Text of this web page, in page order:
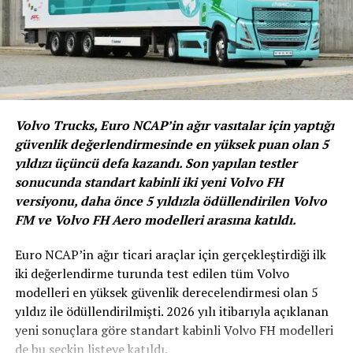
önünü açacaktır.
Ayrıca açıklanan destek paketi sıfır araçtaki araç
bulunurluğuna bağlı olarak ikinci el pazarına da katkı
taşıma araçları kullanmak yerine kendi araçlarıyla
seyahat etmeyi tercih edeceklerinden hem sıfır hem
ikinci el pazarı hareketlenecektir.”
Ali Haydar Bozkurt
Toyota Türkiye Pazarlama ve Satış A.Ş.
BENZER İÇERIKLER
ALI HAYDAR BOZKURT
ALI HAYDAR BOZKURT TOYOTA TURKIYE PAZARLAMA
ALI HAYDAR BOZKURT TOYOTA TURKIYE PAZARLAMA VE SATIS
Volvo Trucks, Euro NCAP’in ağır vasıtalar için yaptığı
güvenlik değerlendirmesinde en yüksek puan olan 5
yıldızı üçüncü defa kazandı. Son yapılan testler
sonucunda standart kabinli iki yeni Volvo FH
versiyonu, daha önce 5 yıldızla ödüllendirilen Volvo
FM ve Volvo FH Aero modelleri arasına katıldı.
Euro NCAP’in ağır ticari araçlar için gerçekleştirdiği ilk
iki değerlendirme turunda test edilen tüm Volvo
modelleri en yüksek güvenlik derecelendirmesi olan 5
yıldız ile ödüllendirilmişti. 2026 yılı itibarıyla açıklanan
yeni sonuçlara göre standart kabinli Volvo FH modelleri
de bu seçkin listeye katıldı.